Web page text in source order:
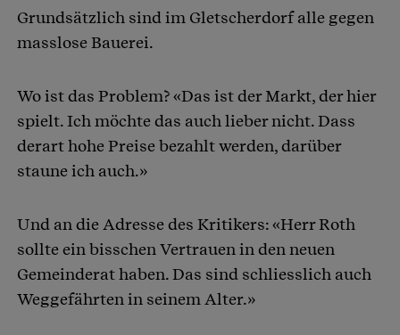
Grundsätzlich sind im Gletscherdorf alle gegen
masslose Bauerei.
Wo ist das Problem? «Das ist der Markt, der hier
spielt. Ich möchte das auch lieber nicht. Dass
derart hohe Preise bezahlt werden, darüber
staune ich auch.»
Und an die Adresse des Kritikers: «Herr Roth
sollte ein bisschen Vertrauen in den neuen
Gemeinderat haben. Das sind schliesslich auch
Weggefährten in seinem Alter.»